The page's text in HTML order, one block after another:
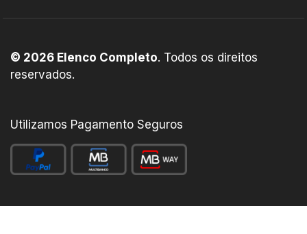
© 2026 Elenco Completo. Todos os direitos
reservados.
Utilizamos Pagamento Seguros